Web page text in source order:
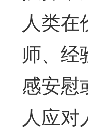
人类
师、经
感安慰
人应